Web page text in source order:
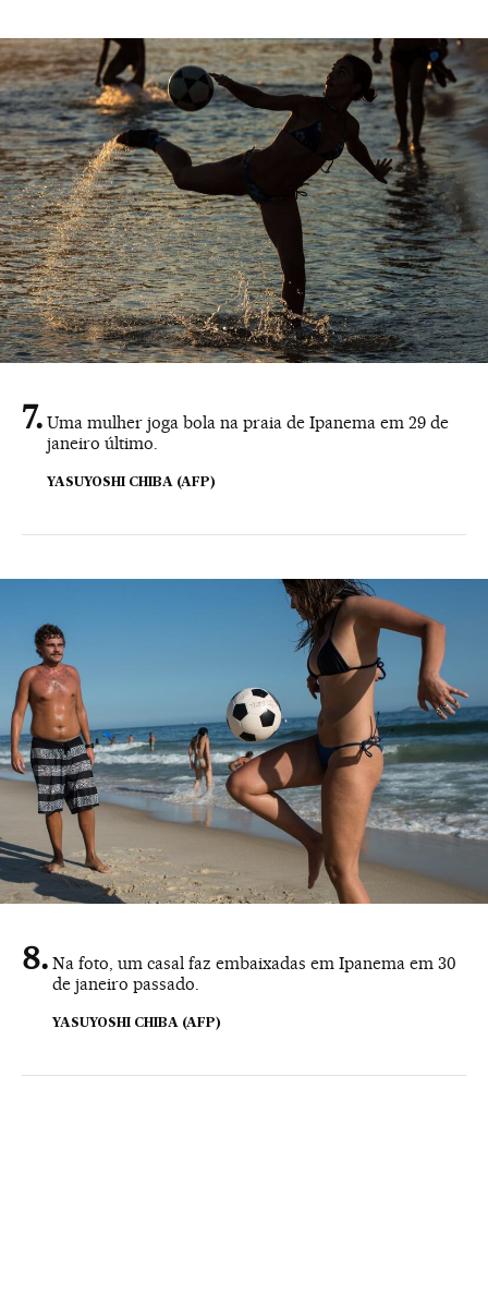
Uma mulher joga bola na praia de Ipanema em 29 de
janeiro último.
YASUYOSHI CHIBA (AFP)
Na foto, um casal faz embaixadas em Ipanema em 30
de janeiro passado.
YASUYOSHI CHIBA (AFP)